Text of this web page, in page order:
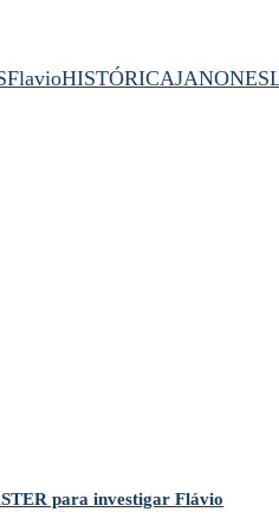
FlavioHISTÓRICAJANONES
para investigar Flávio